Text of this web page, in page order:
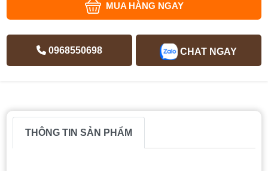
MUA HÀNG NGAY
0968550698 CHAT NGAY
THÔNG TIN SẢN PHẨM